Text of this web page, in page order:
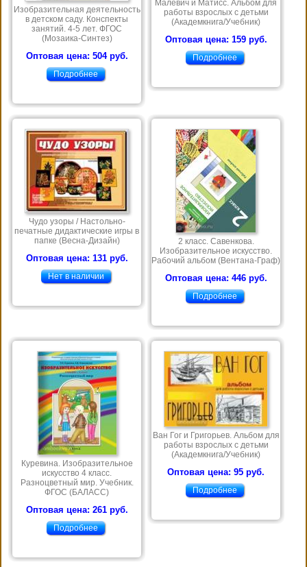
Изобразительная деятельность
в детском саду. Конспекты
занятий. 4-5 лет. ФГОС
(Мозаика-Синтез)
Оптовая цена: 504 руб.
Подробнее
Малевич и Матисс. Альбом для
работы взрослых с детьми
(Академкнига/Учебник)
Оптовая цена: 159 руб.
Подробнее
Чудо узоры / Настольно-
печатные дидактические игры в
папке (Весна-Дизайн)
Оптовая цена: 131 руб.
Нет в наличии
2 класс. Савенкова.
Изобразительное искусство.
Рабочий альбом (Вентана-Граф)
Оптовая цена: 446 руб.
Подробнее
Куревина. Изобразительное
искусство 4 класс.
Разноцветный мир. Учебник.
ФГОС (БАЛАСС)
Оптовая цена: 261 руб.
Подробнее
Ван Гог и Григорьев. Альбом для
работы взрослых с детьми
(Академкнига/Учебник)
Оптовая цена: 95 руб.
Подробнее